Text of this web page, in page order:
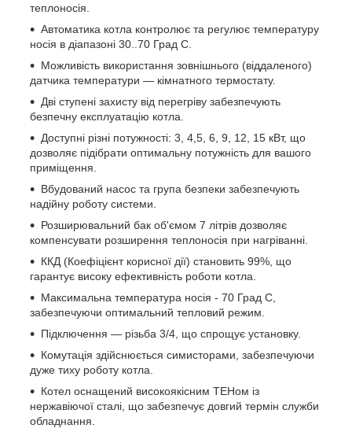
теплоносія.
Автоматика котла контролює та регулює температуру
носія в діапазоні 30..70 Град С.
Можливість використання зовнішнього (віддаленого)
датчика температури — кімнатного термостату.
Дві ступені захисту від перегріву забезпечують
безпечну експлуатацію котла.
Доступні різні потужності: 3, 4,5, 6, 9, 12, 15 кВт, що
дозволяє підібрати оптимальну потужність для вашого
приміщення.
Вбудований насос та група безпеки забезпечують
надійну роботу системи.
Розширювальний бак об'ємом 7 літрів дозволяє
компенсувати розширення теплоносія при нагріванні.
ККД (Коефіцієнт корисної дії) становить 99%, що
гарантує високу ефективність роботи котла.
Максимальна температура носія - 70 Град С,
забезпечуючи оптимальний тепловий режим.
Підключення — різьба 3/4, що спрощує установку.
Комутація здійснюється симисторами, забезпечуючи
дуже тиху роботу котла.
Котел оснащений високоякісним ТЕНом із
нержавіючої сталі, що забезпечує довгий термін служби
обладнання.